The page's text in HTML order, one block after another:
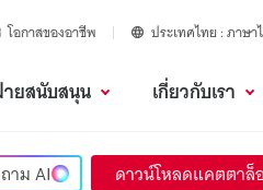
โอกาสของอาชีพ ประเทศไทย ภาษา
ยสนับสนุน เกี่ยวกับเรา
ถามAI ดาวน์โหลดแคตตาล็